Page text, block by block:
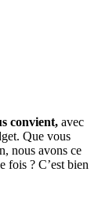
convient, avec
Que vous
nous avons ce
fois ? C’est bien